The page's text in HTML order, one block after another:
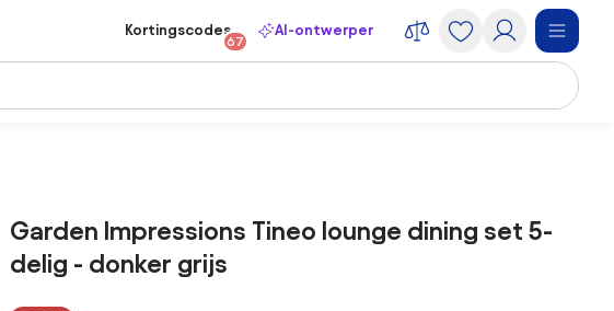
Kortingscodes
67
AI-ontwerper
Garden Impressions Tineo lounge dining set 5-
delig - donker grijs